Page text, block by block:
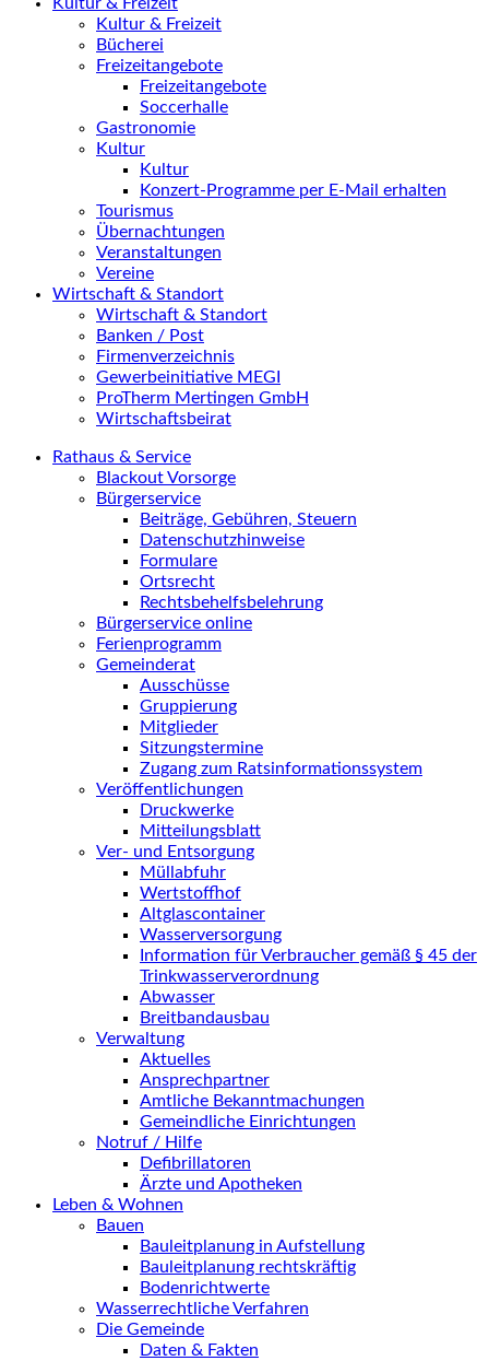
Kultur & Freizeit
Kultur & Freizeit
Bücherei
Freizeitangebote
Freizeitangebote
Soccerhalle
Gastronomie
Kultur
Kultur
Konzert-Programme per E-Mail erhalten
Tourismus
Übernachtungen
Veranstaltungen
Vereine
Wirtschaft & Standort
Wirtschaft & Standort
Banken / Post
Firmenverzeichnis
Gewerbeinitiative MEGI
ProTherm Mertingen GmbH
Wirtschaftsbeirat
Rathaus & Service
Blackout Vorsorge
Bürgerservice
Beiträge, Gebühren, Steuern
Datenschutzhinweise
Formulare
Ortsrecht
Rechtsbehelfsbelehrung
Bürgerservice online
Ferienprogramm
Gemeinderat
Ausschüsse
Gruppierung
Mitglieder
Sitzungstermine
Zugang zum Ratsinformationssystem
Veröffentlichungen
Druckwerke
Mitteilungsblatt
Ver- und Entsorgung
Müllabfuhr
Wertstoffhof
Altglascontainer
Wasserversorgung
Information für Verbraucher gemäß § 45 der
Trinkwasserverordnung
Abwasser
Breitbandausbau
Verwaltung
Aktuelles
Ansprechpartner
Amtliche Bekanntmachungen
Gemeindliche Einrichtungen
Notruf / Hilfe
Defibrillatoren
Ärzte und Apotheken
Leben & Wohnen
Bauen
Bauleitplanung in Aufstellung
Bauleitplanung rechtskräftig
Bodenrichtwerte
Wasserrechtliche Verfahren
Die Gemeinde
Daten & Fakten